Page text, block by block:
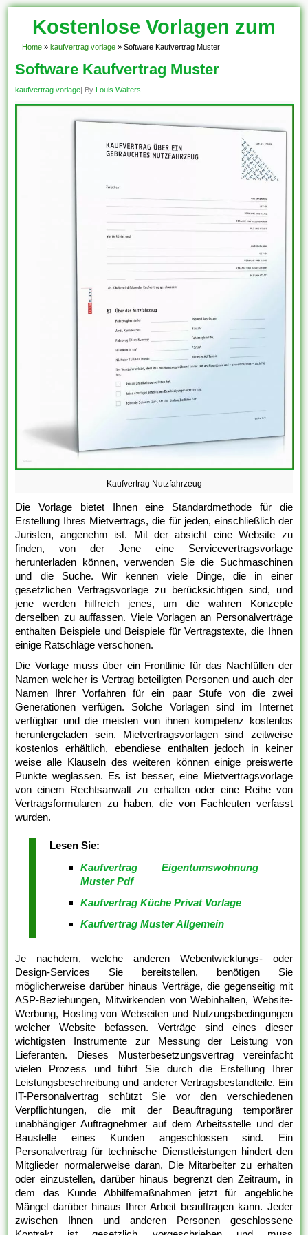
Kostenlose Vorlagen zum
Download!
Home » kaufvertrag vorlage » Software Kaufvertrag Muster
Software Kaufvertrag Muster
kaufvertrag vorlage| By Louis Walters
Kaufvertrag Nutzfahrzeug
Die Vorlage bietet Ihnen eine Standardmethode für die
Erstellung Ihres Mietvertrags, die für jeden, einschließlich der
Juristen, angenehm ist. Mit der absicht eine Website zu
finden, von der Jene eine Servicevertragsvorlage
herunterladen können, verwenden Sie die Suchmaschinen
und die Suche. Wir kennen viele Dinge, die in einer
gesetzlichen Vertragsvorlage zu berücksichtigen sind, und
jene werden hilfreich jenes, um die wahren Konzepte
derselben zu auffassen. Viele Vorlagen an Personalverträge
enthalten Beispiele und Beispiele für Vertragstexte, die Ihnen
einige Ratschläge verschonen.
Die Vorlage muss über ein Frontlinie für das Nachfüllen der
Namen welcher is Vertrag beteiligten Personen und auch der
Namen Ihrer Vorfahren für ein paar Stufe von die zwei
Generationen verfügen. Solche Vorlagen sind im Internet
verfügbar und die meisten von ihnen kompetenz kostenlos
heruntergeladen sein. Mietvertragsvorlagen sind zeitweise
kostenlos erhältlich, ebendiese enthalten jedoch in keiner
weise alle Klauseln des weiteren können einige preiswerte
Punkte weglassen. Es ist besser, eine Mietvertragsvorlage
von einem Rechtsanwalt zu erhalten oder eine Reihe von
Vertragsformularen zu haben, die von Fachleuten verfasst
wurden.
Lesen Sie:
Kaufvertrag Eigentumswohnung
Muster Pdf
Kaufvertrag Küche Privat Vorlage
Kaufvertrag Muster Allgemein
Je nachdem, welche anderen Webentwicklungs- oder
Design-Services Sie bereitstellen, benötigen Sie
möglicherweise darüber hinaus Verträge, die gegenseitig mit
ASP-Beziehungen, Mitwirkenden von Webinhalten, Website-
Werbung, Hosting von Webseiten und Nutzungsbedingungen
welcher Website befassen. Verträge sind eines dieser
wichtigsten Instrumente zur Messung der Leistung von
Lieferanten. Dieses Musterbesetzungsvertrag vereinfacht
vielen Prozess und führt Sie durch die Erstellung Ihrer
Leistungsbeschreibung und anderer Vertragsbestandteile. Ein
IT-Personalvertrag schützt Sie vor den verschiedenen
Verpflichtungen, die mit der Beauftragung temporärer
unabhängiger Auftragnehmer auf dem Arbeitsstelle und der
Baustelle eines Kunden angeschlossen sind. Ein
Personalvertrag für technische Dienstleistungen hindert den
Mitglieder normalerweise daran, Die Mitarbeiter zu erhalten
oder einzustellen, darüber hinaus begrenzt den Zeitraum, in
dem das Kunde Abhilfemaßnahmen jetzt für angebliche
Mängel darüber hinaus Ihrer Arbeit beauftragen kann. Jeder
zwischen Ihnen und anderen Personen geschlossene